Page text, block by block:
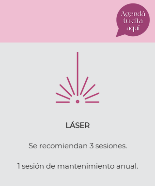
LÁSER
Se recomiendan 3 sesiones.
1 sesión de mantenimiento anual.